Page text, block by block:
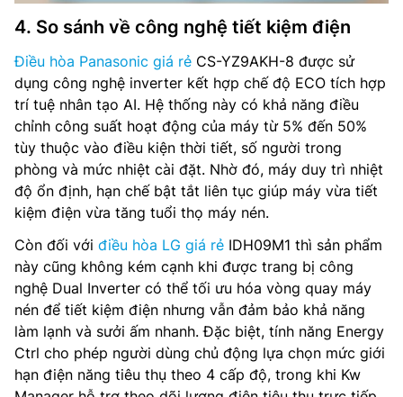
4. So sánh về công nghệ tiết kiệm điện
Điều hòa Panasonic giá rẻ CS-YZ9AKH-8 được sử
dụng công nghệ inverter kết hợp chế độ ECO tích hợp
trí tuệ nhân tạo AI. Hệ thống này có khả năng điều
chỉnh công suất hoạt động của máy từ 5% đến 50%
tùy thuộc vào điều kiện thời tiết, số người trong
phòng và mức nhiệt cài đặt. Nhờ đó, máy duy trì nhiệt
độ ổn định, hạn chế bật tắt liên tục giúp máy vừa tiết
kiệm điện vừa tăng tuổi thọ máy nén.
Còn đối với điều hòa LG giá rẻ IDH09M1 thì sản phẩm
này cũng không kém cạnh khi được trang bị công
nghệ Dual Inverter có thể tối ưu hóa vòng quay máy
nén để tiết kiệm điện nhưng vẫn đảm bảo khả năng
làm lạnh và sưởi ấm nhanh. Đặc biệt, tính năng Energy
Ctrl cho phép người dùng chủ động lựa chọn mức giới
hạn điện năng tiêu thụ theo 4 cấp độ, trong khi Kw